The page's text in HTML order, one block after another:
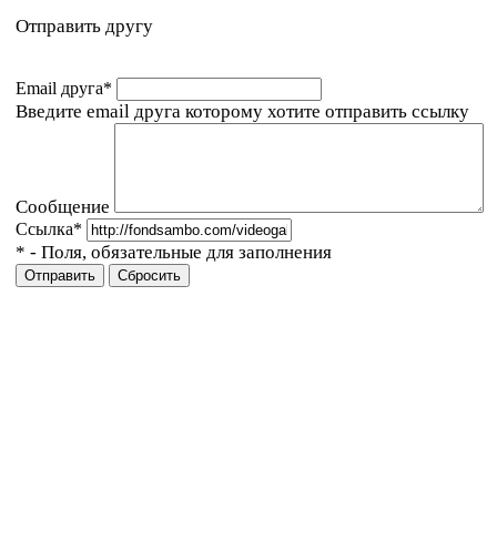
Отправить другу
Email друга*
Введите email друга которому хотите отправить ссылку
Сообщение
Ссылка*
* - Поля, обязательные для заполнения